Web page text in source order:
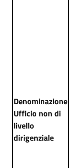
Denominazione
Ufficio non di
livello
dirigenziale